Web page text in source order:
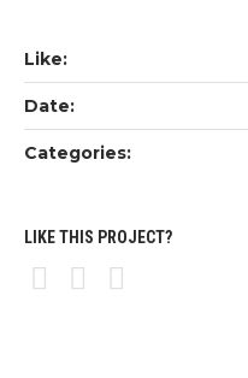
Like:
Date:
Categories:
LIKE THIS PROJECT?